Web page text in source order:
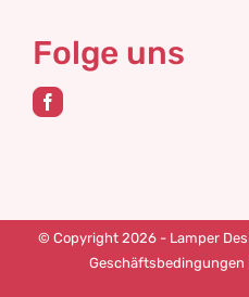
Folge uns
© Copyright 2026 - Lamper
Geschäftsbedingungen